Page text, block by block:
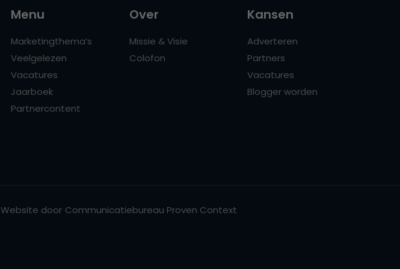
Menu
Marketingthema’s
Veelgelezen
Vacatures
Jaarboek
Partnercontent
Over
Missie & Visie
Colofon
Kansen
Adverteren
Partners
Vacatures
Blogger worden
Website door Communicatiebureau Proven Context